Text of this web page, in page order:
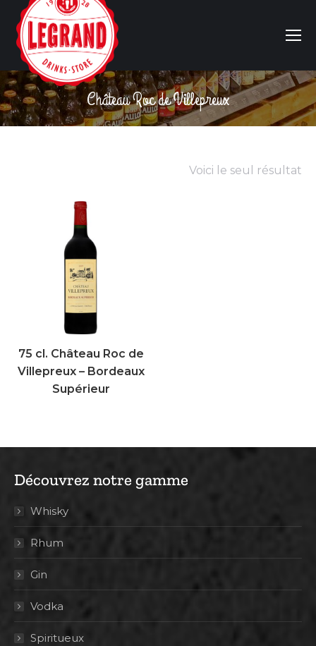
Château Roc de Villepreux
Vous êtes ici :
Voici le seul résultat
75 cl. Château Roc de
Villepreux – Bordeaux
Supérieur
Découvrez notre gamme
Whisky
Rhum
Gin
Vodka
Spiritueux